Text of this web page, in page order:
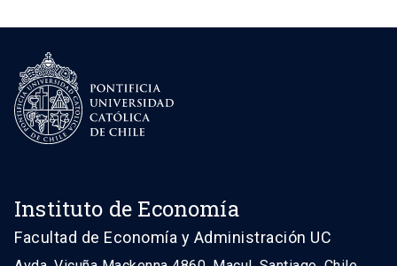
Instituto de Economía
Facultad de Economía y Administración UC